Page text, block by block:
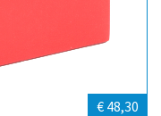
€ 48,30